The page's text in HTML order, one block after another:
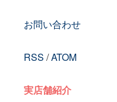
お問い合わせ
RSS /ATOM
実店舗紹介